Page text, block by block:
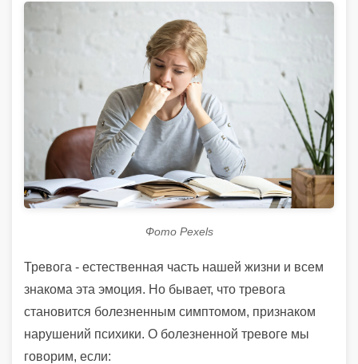
Фото Pexels
Тревога - естественная часть нашей жизни и всем
знакома эта эмоция. Но бывает, что тревога
становится болезненным симптомом, признаком
нарушений психики. О болезненной тревоге мы
говорим, если: